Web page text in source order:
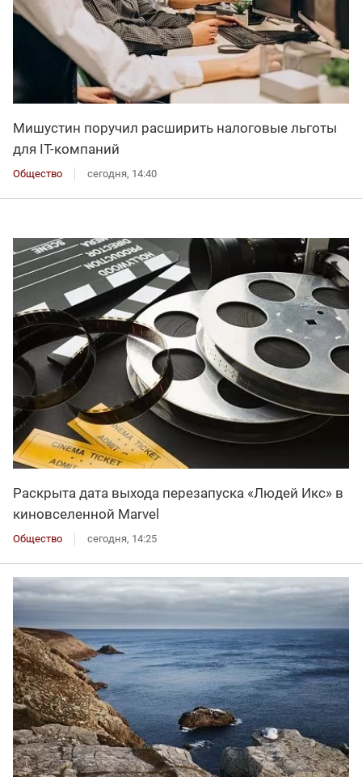
Мишустин поручил расширить налоговые льготы
для IT-компаний
Общество сегодня, 14:40
Раскрыта дата выхода перезапуска «Людей Икс» в
киновселенной Marvel
Общество сегодня, 14:25